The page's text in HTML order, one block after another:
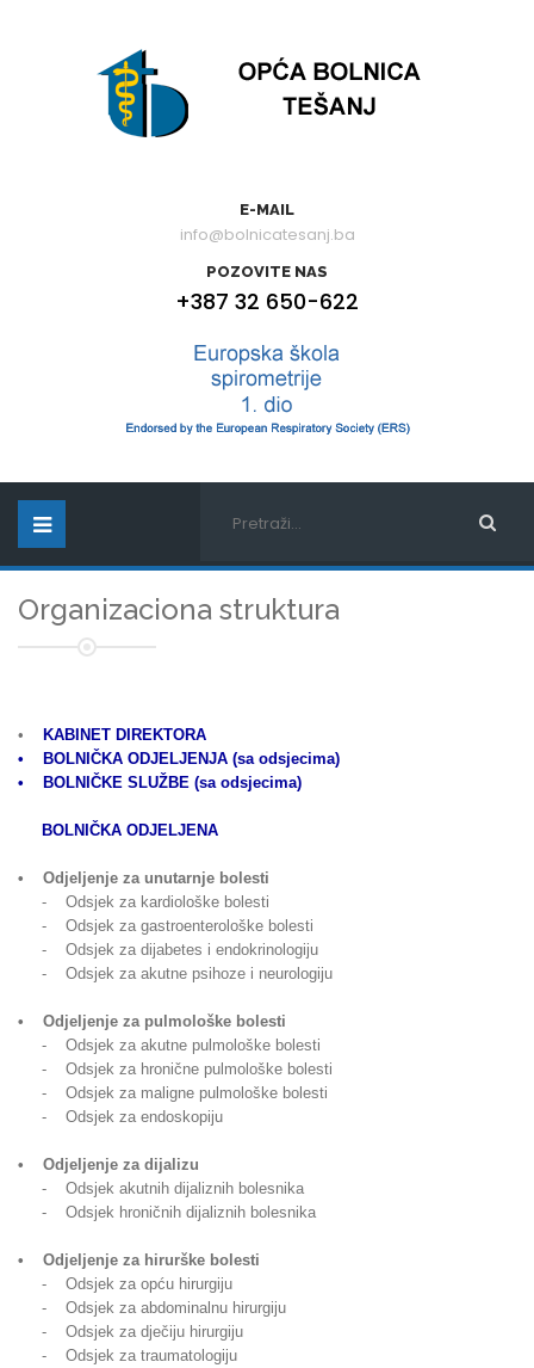
E-MAIL
info@bolnicatesanj.ba
POZOVITE NAS
+387 32 650-622
Organizaciona struktura
•
KABINET DIREKTORA
• BOLNIČKA ODJELJENJA (sa odsjecima)
• BOLNIČKE SLUŽBE (sa odsjecima)
BOLNIČKA ODJELJENA
• Odjeljenje za unutarnje bolesti
- Odsjek za kardiološke bolesti
- Odsjek za gastroenterološke bolesti
- Odsjek za dijabetes i endokrinologiju
- Odsjek za akutne psihoze i neurologiju
• Odjeljenje za pulmološke bolesti
- Odsjek za akutne pulmološke bolesti
- Odsjek za hronične pulmološke bolesti
- Odsjek za maligne pulmološke bolesti
- Odsjek za endoskopiju
• Odjeljenje za dijalizu
- Odsjek akutnih dijaliznih bolesnika
- Odsjek hroničnih dijaliznih bolesnika
• Odjeljenje za hirurške bolesti
- Odsjek za opću hirurgiju
- Odsjek za abdominalnu hirurgiju
- Odsjek za dječiju hirurgiju
- Odsjek za traumatologiju